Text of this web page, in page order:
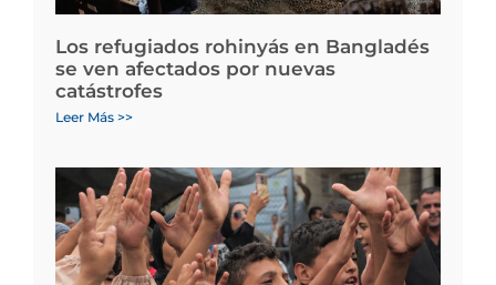
Los refugiados rohinyás en Bangladés
se ven afectados por nuevas
catástrofes
Leer Más >>